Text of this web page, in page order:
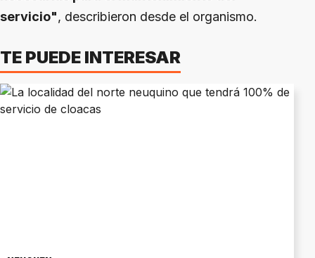
servicio", describieron desde el organismo.
TE PUEDE INTERESAR